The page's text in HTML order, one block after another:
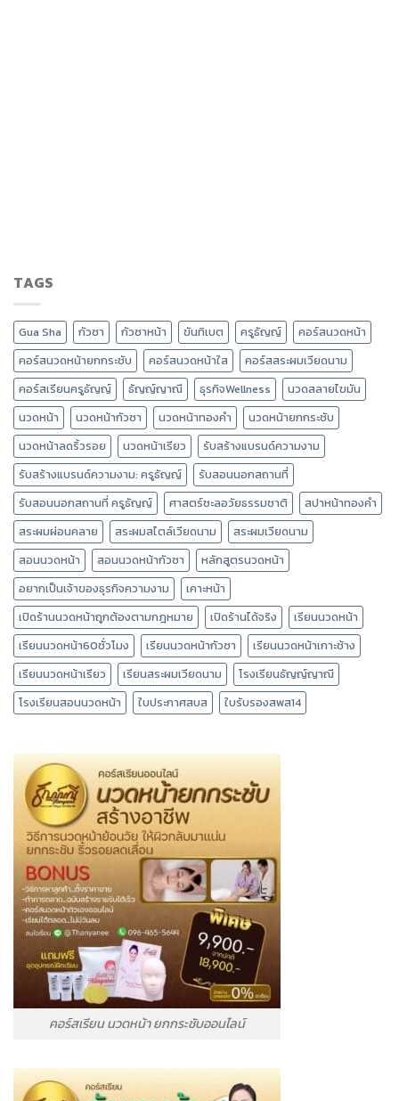
TAGS
Gua Sha กัวซา กัวซาหน้า ขันทิเบต ครูธัญญ์
คอร์สนวดหน้า
คอร์สนวดหน้ายกกระชับ
คอร์สนวดหน้าใส
คอร์สสระผมเวียดนาม
คอร์สเรียนครูธัญญ์
ธัญญ์ญาณี ธุรกิจWellness
นวดสลายไขมัน
นวดหน้า
นวดหน้ากัวซา นวดหน้าทองคำ
นวดหน้ายกกระชับ
นวดหน้าลดริ้วรอย
นวดหน้าเรียว
รับสร้างแบรนด์ความงาม
รับสร้างแบรนด์ความงาม: ครูธัญญ์
รับสอนนอกสถานที่
รับสอนนอกสถานที่ ครูธัญญ์
ศาสตร์ชะลอวัยธรรมชาติ
สปาหน้าทองคำ
สระผมผ่อนคลาย
สระผมสไตล์เวียดนาม
สระผมเวียดนาม
สอนนวดหน้า
สอนนวดหน้ากัวซา
หลักสูตรนวดหน้า
อยากเป็นเจ้าของธุรกิจความงาม
เคาะหน้า
เปิดร้านนวดหน้าถูกต้องตามกฎหมาย
เปิดร้านได้จริง
เรียนนวดหน้า
เรียนนวดหน้า60ชั่วโมง
เรียนนวดหน้ากัวซา
เรียนนวดหน้าเกาะช้าง
เรียนนวดหน้าเรียว
เรียนสระผมเวียดนาม
โรงเรียนธัญญ์ญาณี
โรงเรียนสอนนวดหน้า
ใบประกาศสบส ใบรับรองสพส14
คอร์สเรียน นวดหน้า ยกกระชับออนไลน์